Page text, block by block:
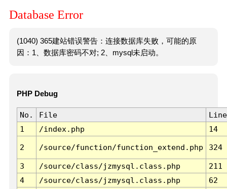
Database Error
(1040) 365建站错误警告：连接数据库失败，可能的原
因：1、数据库密码不对; 2、mysql未启动。
PHP Debug
No. File
Line
1
/index.php 14
2 /source/function/function_extend.php 324
3 /source/class/jzmysql.class.php
211
4
/source/class/jzmysql.class.php
62